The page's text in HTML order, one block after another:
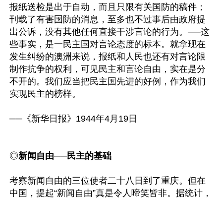
报纸送检是出于自动，而且只限有关国防的稿件；
刊载了有害国防的消息，至多也不过事后由政府提
出公诉，没有其他任何直接干涉言论的行为。──这
些事实，是一民主国对言论态度的标本。就拿现在
发生纠纷的澳洲来说，报纸和人民也还有对言论限
制作抗争的权利，可见民主和言论自由，实在是分
不开的。我们应当把民主国先进的好例，作为我们
实现民主的榜样。
──《新华日报》1944年4月19日
◎新闻自由──民主的基础
考察新闻自由的三位使者二十八日到了重庆。但在
中国，提起“新闻自由”真是令人啼笑皆非。据统计，